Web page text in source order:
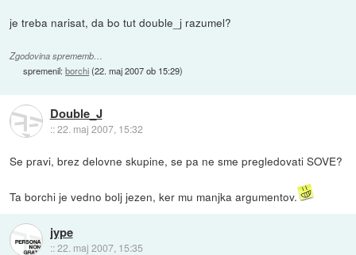
je treba narisat, da bo tut double_j razumel?
Zgodovina sprememb…
spremenil:borchi(22. maj 2007 ob 15:29)
Double_J
::22. maj 2007, 15:32
Se pravi, brez delovne skupine, se pa ne sme pregledovati SOVE?
Ta borchi je vedno bolj jezen, ker mu manjka argumentov.
jype
::22. maj 2007, 15:35